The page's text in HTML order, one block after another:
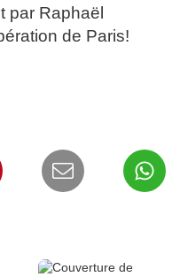
par Raphaël
de Paris!